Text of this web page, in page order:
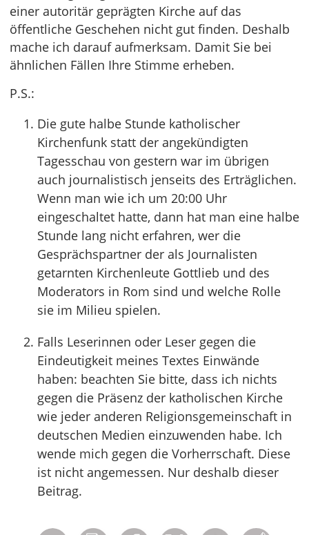
einer autoritär geprägten Kirche auf das
öffentliche Geschehen nicht gut finden. Deshalb
mache ich darauf aufmerksam. Damit Sie bei
ähnlichen Fällen Ihre Stimme erheben.
P.S.:
Die gute halbe Stunde katholischer
Kirchenfunk statt der angekündigten
Tagesschau von gestern war im übrigen
auch journalistisch jenseits des Erträglichen.
Wenn man wie ich um 20:00 Uhr
eingeschaltet hatte, dann hat man eine halbe
Stunde lang nicht erfahren, wer die
Gesprächspartner der als Journalisten
getarnten Kirchenleute Gottlieb und des
Moderators in Rom sind und welche Rolle
sie im Milieu spielen.
Falls Leserinnen oder Leser gegen die
Eindeutigkeit meines Textes Einwände
haben: beachten Sie bitte, dass ich nichts
gegen die Präsenz der katholischen Kirche
wie jeder anderen Religionsgemeinschaft in
deutschen Medien einzuwenden habe. Ich
wende mich gegen die Vorherrschaft. Diese
ist nicht angemessen. Nur deshalb dieser
Beitrag.